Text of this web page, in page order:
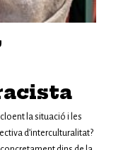
la situació i les
d’interculturalitat?